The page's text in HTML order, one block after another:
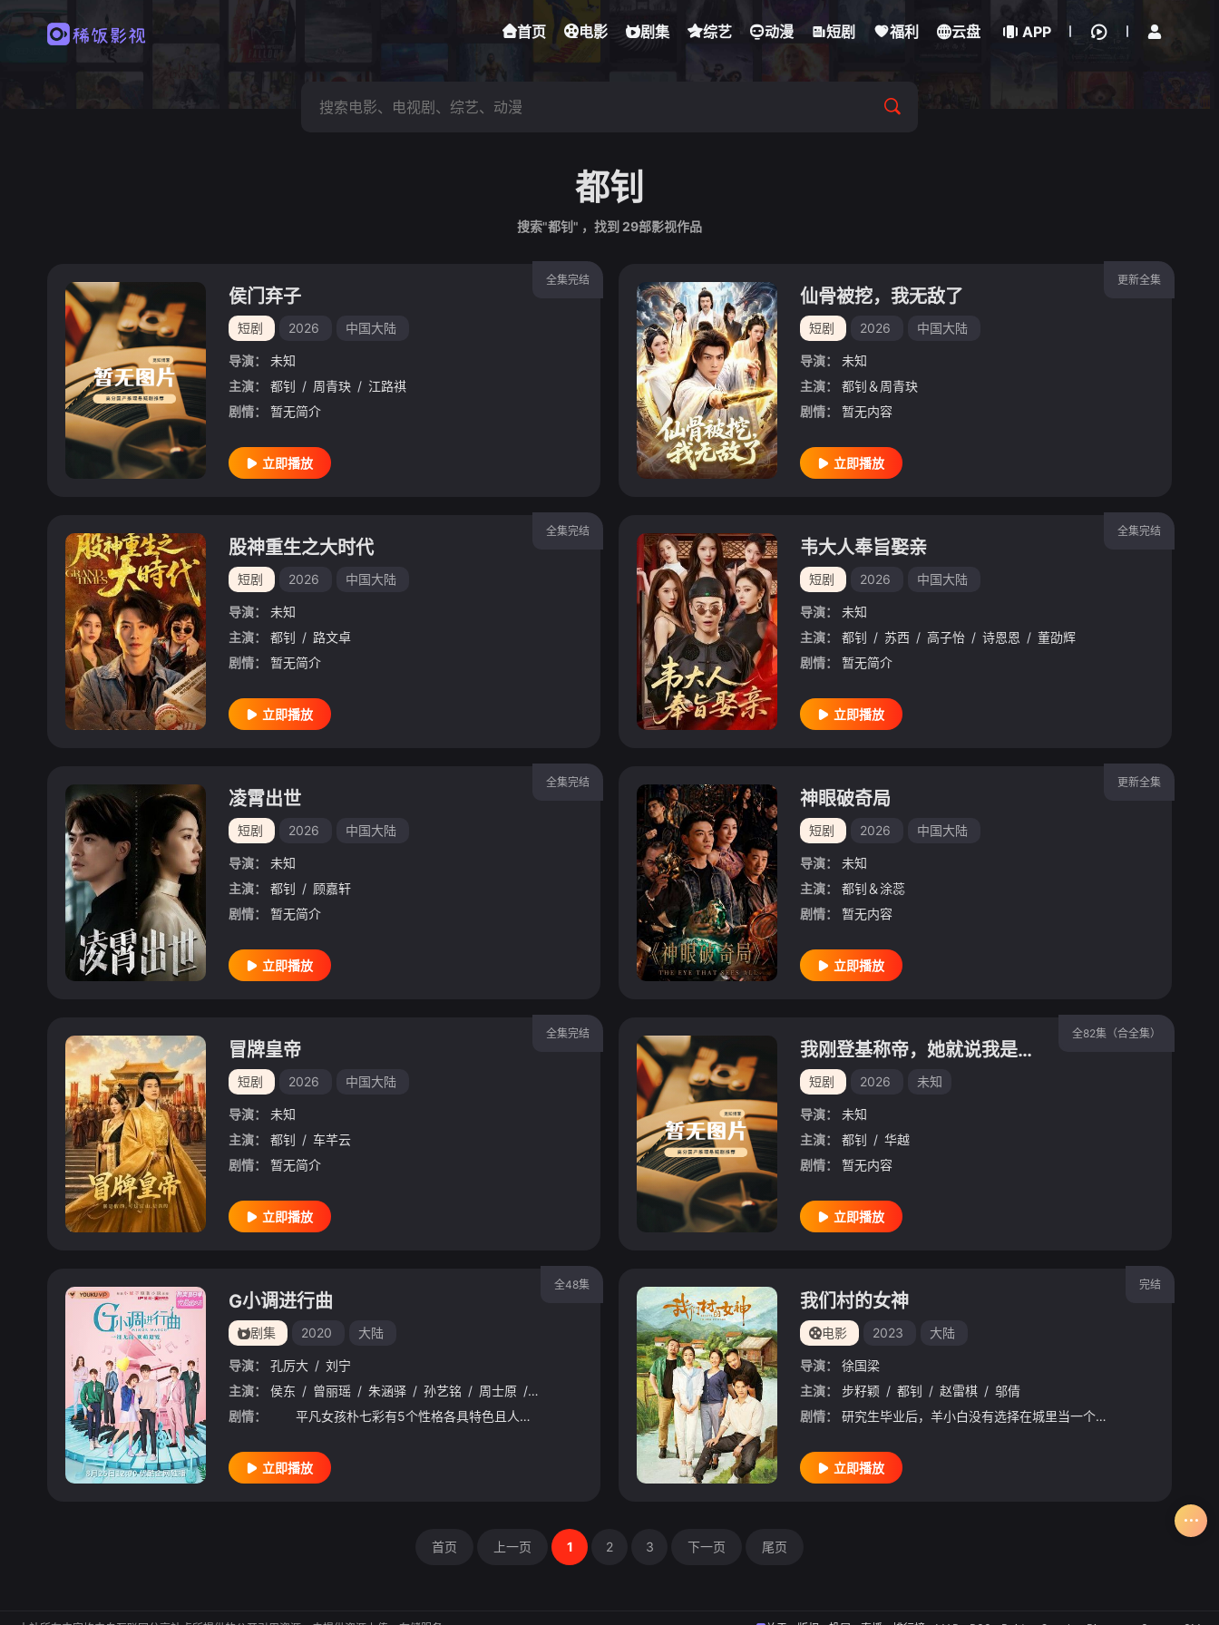
首页 电影 剧集 综艺 动漫 短剧 福利 云盘 APP
都钊
搜索"都钊" ，找到 29部影视作品
全集完结
侯门弃子
短剧 2026 中国大陆
导演：
未知
主演：
都钊 / 周青玦 / 江路祺
剧情：
暂无简介
立即播放
更新全集
仙骨被挖，我无敌了
短剧 2026 中国大陆
导演：
未知
主演：
都钊＆周青玦
剧情：
暂无内容
立即播放
全集完结
股神重生之大时代
短剧 2026 中国大陆
导演：
未知
主演：
都钊 / 路文卓
剧情：
暂无简介
立即播放
全集完结
韦大人奉旨娶亲
短剧 2026 中国大陆
导演：
未知
主演：
都钊 / 苏西 / 高子怡 / 诗恩恩 / 董劭辉
剧情：
暂无简介
立即播放
全集完结
凌霄出世
短剧 2026 中国大陆
导演：
未知
主演：
都钊 / 顾嘉轩
剧情：
暂无简介
立即播放
更新全集
神眼破奇局
短剧 2026 中国大陆
导演：
未知
主演：
都钊＆涂蕊
剧情：
暂无内容
立即播放
全集完结
冒牌皇帝
短剧 2026 中国大陆
导演：
未知
主演：
都钊 / 车芊云
剧情：
暂无简介
立即播放
全82集（合全集）
我刚登基称帝，她就说我是昏君第二季
短剧 2026 未知
导演：
未知
主演：
都钊 / 华越
剧情：
暂无内容
立即播放
全48集
G小调进行曲
剧集 2020 大陆
导演： 孔厉大 / 刘宁
主演：
侯东 / 曾丽瑶 / 朱涵驿 / 孙艺铭 / 周士原 / 喻大维 / 孙一杰 赵一桉 / 吉阳 焦娜 刘因然 / 徐思雨 / 陈衍利 / 蒋胜男
剧情：
平凡女孩朴七彩有5个性格各具特色且人气颇高的同姓帅气哥哥（其中有养子和表哥）宫、商、角、徵、羽，原本以为自己已经对闪亮生物免疫的她，某天因为一部手机而意外与一位少年产生交集。这位叫权熙正的少年长得
立即播放
完结
我们村的女神
电影 2023 大陆
导演：
徐国梁
主演：
步籽颖 / 都钊 / 赵雷棋 / 邬倩
剧情：
研究生毕业后，羊小白没有选择在城里当一个美美的软萌小公主，而是加入了鹿城师范大学实施的“研究生村长”计划。因为男朋友万长春强烈反对自己的人生选择，羊小白不得不“暂停了”万长春的恋爱关系。但是，研究
立即播放
首页 上一页 1 2 3 下一页 尾页